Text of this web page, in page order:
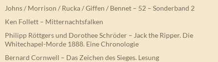
Johns / Morrison / Rucka / Giffen / Bennet – 52 – Sonderband 2
Ken Follett – Mitternachtsfalken
Philipp Röttgers und Dorothee Schröder – Jack the Ripper. Die
Whitechapel-Morde 1888. Eine Chronologie
Bernard Cornwell – Das Zeichen des Sieges. Lesung